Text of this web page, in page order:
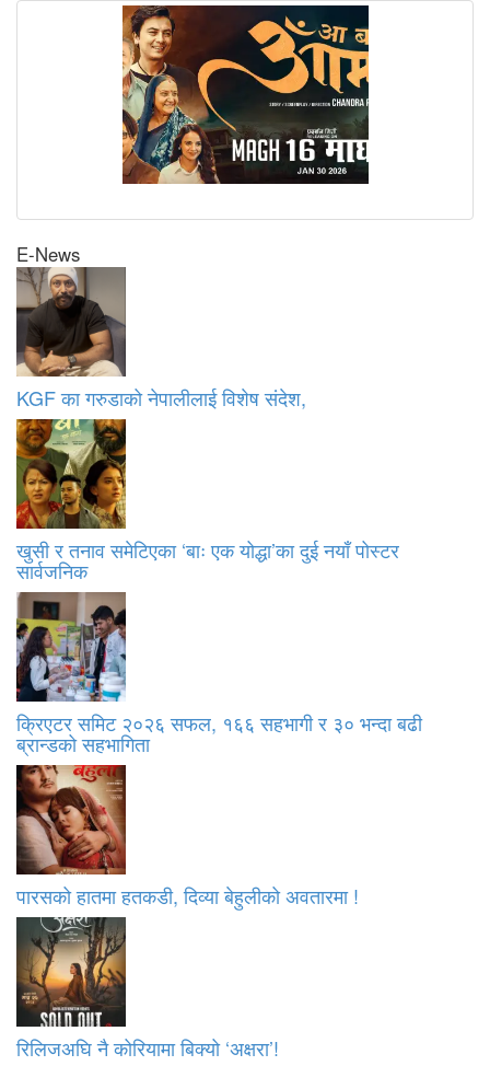
E-News
KGF का गरुडाको नेपालीलाई विशेष संदेश,
खुसी र तनाव समेटिएका ‘बाः एक योद्धा’का दुई नयाँ पोस्टर
सार्वजनिक
क्रिएटर समिट २०२६ सफल, १६६ सहभागी र ३० भन्दा बढी
ब्रान्डको सहभागिता
पारसको हातमा हतकडी, दिव्या बेहुलीको अवतारमा !
रिलिजअघि नै कोरियामा बिक्यो ‘अक्षरा’!